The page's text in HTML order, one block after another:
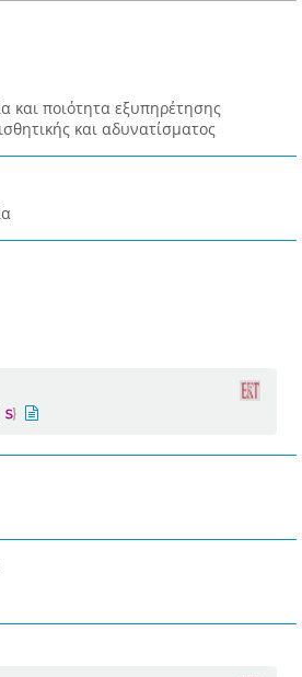
και ποιότητα εξυπηρέτησης
και αδυνατίσματος